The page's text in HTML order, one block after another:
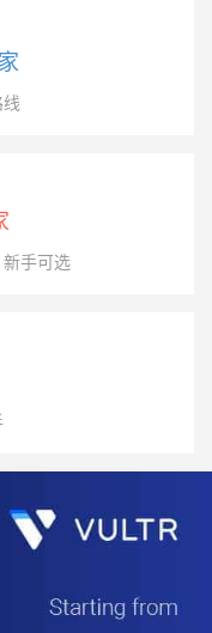
手可选